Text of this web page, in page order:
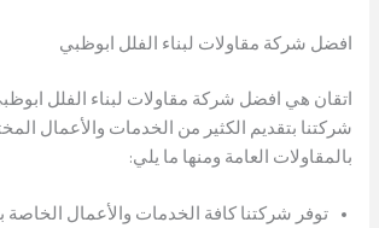
افضل شركة مقاولات لبناء الفلل ابوظبي
اتقان هي افضل شركة مقاولات لبناء الفلل
شركتنا بتقديم الكثير من الخدمات والأعمال
بالمقاولات العامة ومنها ما يلي:
توفر شركتنا كافة الخدمات والأعمال الخاصة